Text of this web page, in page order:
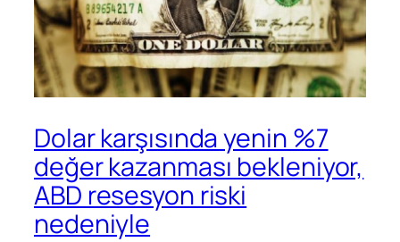
Dolar karşısında yenin %7
değer kazanması bekleniyor,
ABD resesyon riski
nedeniyle